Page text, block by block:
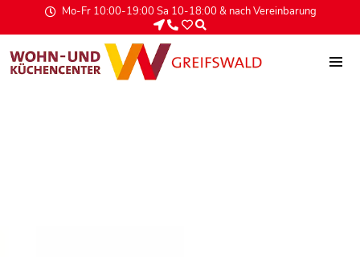
Mo-Fr 10:00-19:00 Sa 10-18:00 & nach Vereinbarung